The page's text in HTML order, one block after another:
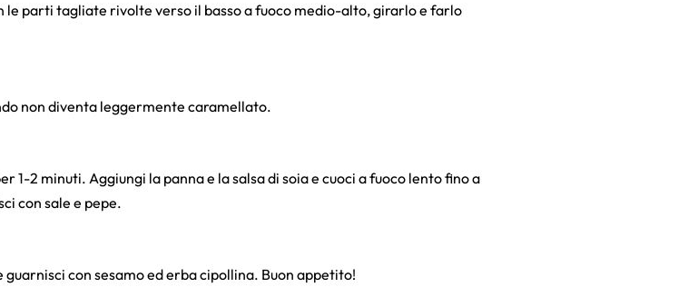
le parti tagliate rivolte verso il basso a fuoco medio-alto, girarlo e farlo
non diventa leggermente caramellato.
1-2 minuti. Aggiungi la panna e la salsa di soia e cuoci a fuoco lento fino a
con sale e pepe.
con sesamo ed erba cipollina. Buon appetito!